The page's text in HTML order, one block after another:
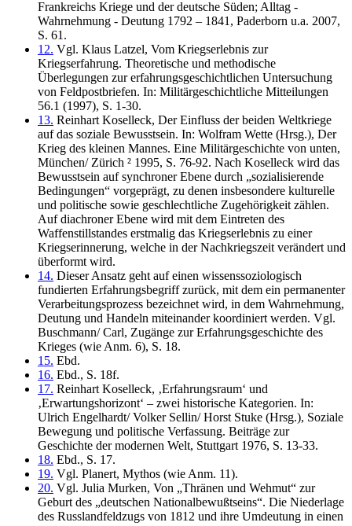
Frankreichs Kriege und der deutsche Süden; Alltag -
Wahrnehmung - Deutung 1792 – 1841, Paderborn u.a. 2007,
S. 61.
12. Vgl. Klaus Latzel, Vom Kriegserlebnis zur
Kriegserfahrung. Theoretische und methodische
Überlegungen zur erfahrungsgeschichtlichen Untersuchung
von Feldpostbriefen. In: Militärgeschichtliche Mitteilungen
56.1 (1997), S. 1-30.
13. Reinhart Koselleck, Der Einfluss der beiden Weltkriege
auf das soziale Bewusstsein. In: Wolfram Wette (Hrsg.), Der
Krieg des kleinen Mannes. Eine Militärgeschichte von unten,
München/ Zürich ² 1995, S. 76-92. Nach Koselleck wird das
Bewusstsein auf synchroner Ebene durch „sozialisierende
Bedingungen“ vorgeprägt, zu denen insbesondere kulturelle
und politische sowie geschlechtliche Zugehörigkeit zählen.
Auf diachroner Ebene wird mit dem Eintreten des
Waffenstillstandes erstmalig das Kriegserlebnis zu einer
Kriegserinnerung, welche in der Nachkriegszeit verändert und
überformt wird.
14. Dieser Ansatz geht auf einen wissenssoziologisch
fundierten Erfahrungsbegriff zurück, mit dem ein permanenter
Verarbeitungsprozess bezeichnet wird, in dem Wahrnehmung,
Deutung und Handeln miteinander koordiniert werden. Vgl.
Buschmann/ Carl, Zugänge zur Erfahrungsgeschichte des
Krieges (wie Anm. 6), S. 18.
15. Ebd.
16. Ebd., S. 18f.
17. Reinhart Koselleck, ‚Erfahrungsraum‘ und
‚Erwartungshorizont‘ – zwei historische Kategorien. In:
Ulrich Engelhardt/ Volker Sellin/ Horst Stuke (Hrsg.), Soziale
Bewegung und politische Verfassung. Beiträge zur
Geschichte der modernen Welt, Stuttgart 1976, S. 13-33.
18. Ebd., S. 17.
19. Vgl. Planert, Mythos (wie Anm. 11).
20. Vgl. Julia Murken, Von „Thränen und Wehmut“ zur
Geburt des „deutschen Nationalbewußtseins“. Die Niederlage
des Russlandfeldzugs von 1812 und ihre Umdeutung in einen